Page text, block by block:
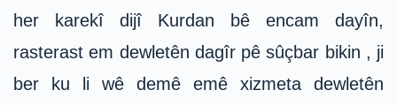
her karekî dijî Kurdan bê encam dayîn,
rasterast em dewletên dagîr pê sûçbar bikin , ji
ber ku li wê demê emê xizmeta dewletên